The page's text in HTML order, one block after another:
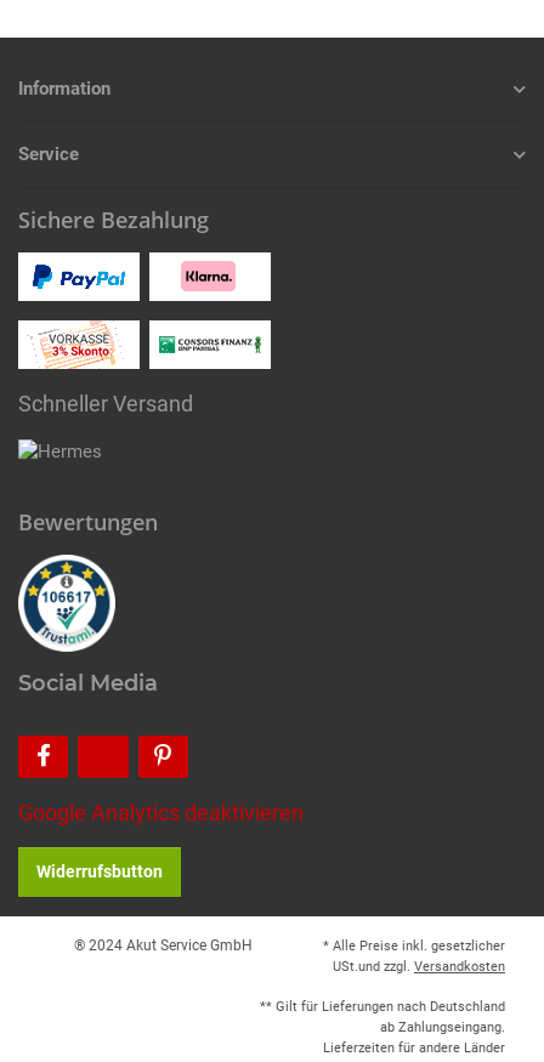
Information
Service
Sichere Bezahlung
Schneller Versand
Bewertungen
Social Media
Google Analytics deaktivieren
Widerrufsbutton
® 2024 Akut Service GmbH
* Alle Preise inkl. gesetzlicher
USt.und zzgl. Versandkosten
** Gilt für Lieferungen nach Deutschland
ab Zahlungseingang.
Lieferzeiten für andere Länder